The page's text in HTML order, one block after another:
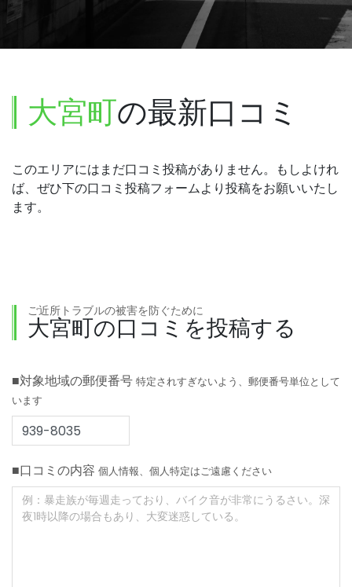
大宮町の最新口コミ
このエリアにはまだ口コミ投稿がありません。もしよけれ
ば、ぜひ下の口コミ投稿フォームより投稿をお願いいたし
ます。
ご近所トラブルの被害を防ぐために
大宮町の口コミを投稿する
■対象地域の郵便番号 特定されすぎないよう、郵便番号単位として
います
■口コミの内容 個人情報、個人特定はご遠慮ください